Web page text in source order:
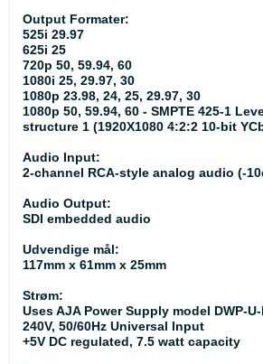
Output Formater:
525i 29.97
625i 25
720p 50, 59.94, 60
1080i 25, 29.97, 30
1080p 23.98, 24, 25, 29.97, 30
1080p 50, 59.94, 60 - SMPTE 425-1
structure 1 (1920X1080 4:2:2 10-bit
Audio Input:
2-channel RCA-style analog audio (-
Audio Output:
SDI embedded audio
Udvendige mål:
117mm x 61mm x 25mm
Strøm:
Uses AJA Power Supply model DWP-
240V, 50/60Hz Universal Input
+5V DC regulated, 7.5 watt capacity